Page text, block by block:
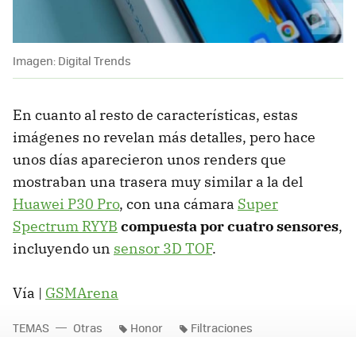
Imagen: Digital Trends
En cuanto al resto de características, estas
imágenes no revelan más detalles, pero hace
unos días aparecieron unos renders que
mostraban una trasera muy similar a la del
Huawei P30 Pro, con una cámara Super
Spectrum RYYB compuesta por cuatro sensores,
incluyendo un sensor 3D TOF.
Vía | GSMArena
TEMAS Otras Honor Filtraciones